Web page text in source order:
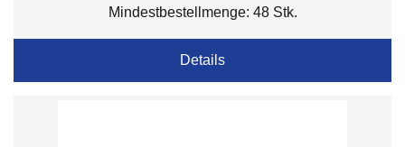
Mindestbestellmenge: 48 Stk.
Details